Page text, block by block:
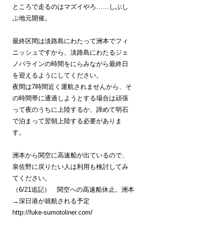
ところで走るのはマズイやろ……しぶし
ぶ地元開催。
最終区間は淡路島にわたって洲本でフィ
ニッシュですから、淡路島にわたるジェ
ノバラインの時間をにらみながら最終日
を迎えるようにしてください。
夜間は7時間近く運航されませんから、そ
の時間帯に通過しようとする場合は頑張
って夜のうちに上陸するか、諦めて明石
で泊まって翌朝上陸する必要がありま
す。
洲本から関空に高速船が出ているので、
泉佐野に戻りたい人は利用も検討してみ
てください。
（6/21追記） 関空への高速船休止。洲本
→深日港が就航される予定
http://fuke-sumotoliner.com/